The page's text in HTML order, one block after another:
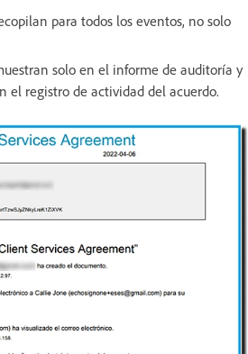
para todos los eventos, no solo
solo en el informe de auditoría y
el registro de actividad del acuerdo.